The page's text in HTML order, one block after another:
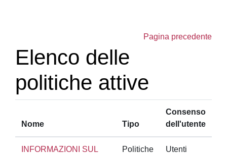
Pagina precedente
Elenco delle
politiche attive
Nome Tipo
Consenso
dell'utente
INFORMAZIONI SUL
Politiche
Utenti